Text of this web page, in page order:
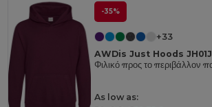
-35%
+33
AWDis Just Hoods JH01J
As low as: